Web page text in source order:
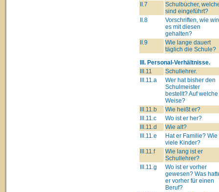
II.7
Schulbücher,
sind eingeführt?
II.8
Vorschriften, wie
es mit diesen
gehalten?
II.9
Wie lange dauert
täglich die Schule?
III. Personal-Verhältnisse.
III.11
Schullehrer.
III.11.a
Wer hat bisher den
Schulmeister
bestellt? Auf welche
Weise?
III.11.b
Wie heißt er?
III.11.c
Wo ist er her?
III.11.d
Wie alt?
III.11.e
Hat er Familie? Wie
viele Kinder?
III.11.f
Wie lang ist er
Schullehrer?
III.11.g
Wo ist er vorher
gewesen? Was
er vorher für einen
Beruf?